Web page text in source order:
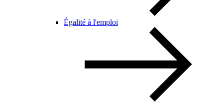
Égalité à l'emploi